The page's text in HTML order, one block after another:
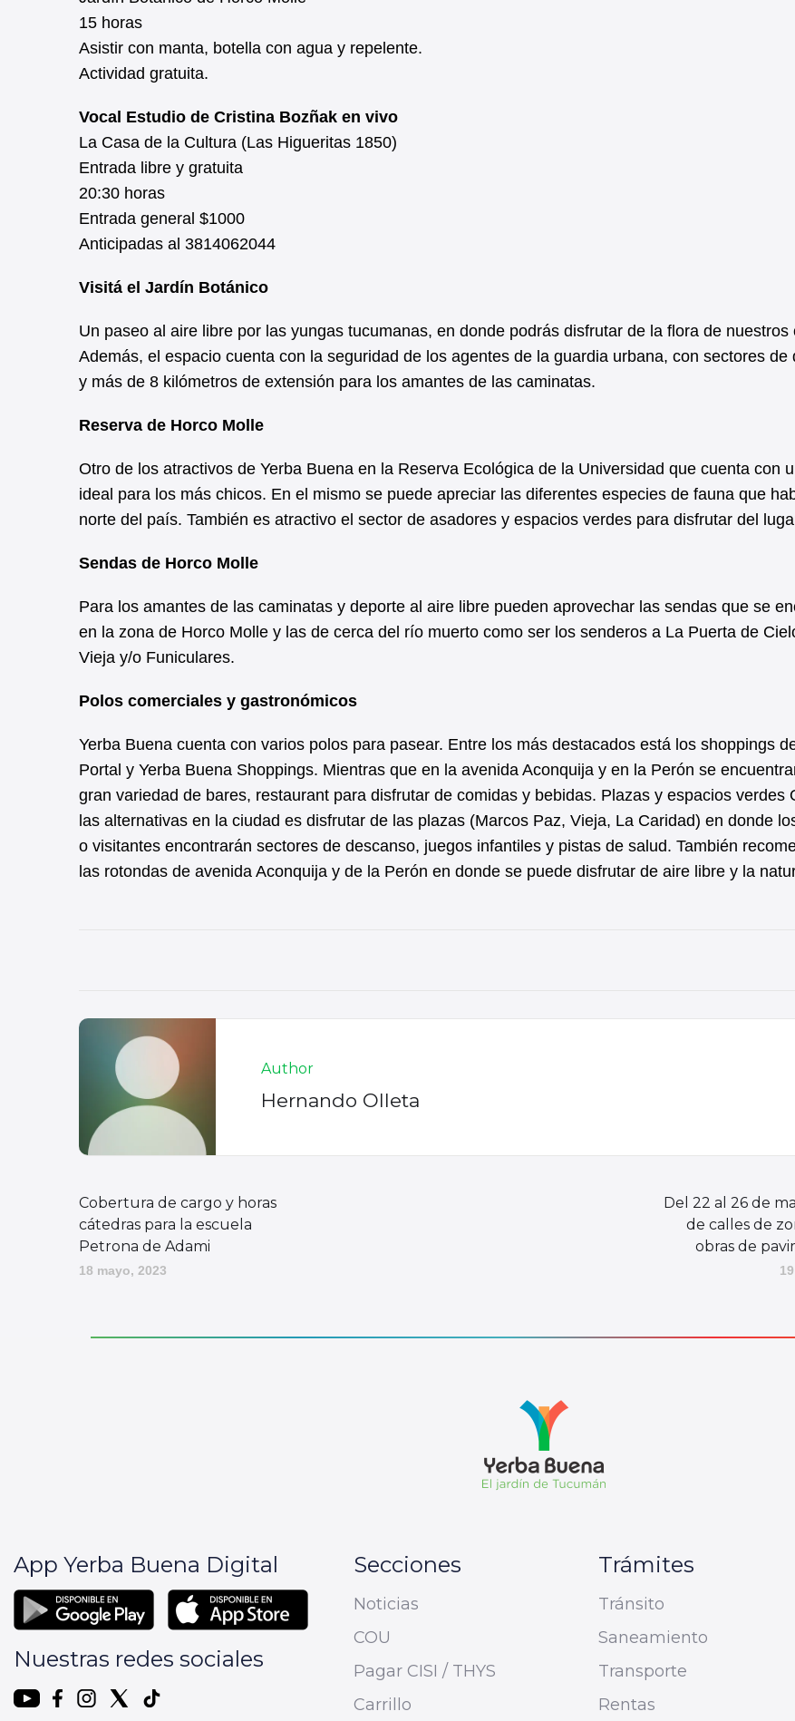
15 horas
Asistir con manta, botella con agua y repelente.
Actividad gratuita.
Vocal Estudio de Cristina Bozñak en vivo
La Casa de la Cultura (Las Higueritas 1850)
Entrada libre y gratuita
20:30 horas
Entrada general $1000
Anticipadas al 3814062044
Visitá el Jardín Botánico
Un paseo al aire libre por las yungas tucumanas, en donde podrás disfrutar de la flora de nuestros
Además, el espacio cuenta con la seguridad de los agentes de la guardia urbana, con sectores de
y más de 8 kilómetros de extensión para los amantes de las caminatas.
Reserva de Horco Molle
Otro de los atractivos de Yerba Buena en la Reserva Ecológica de la Universidad que cuenta con
ideal para los más chicos. En el mismo se puede apreciar las diferentes especies de fauna que
norte del país. También es atractivo el sector de asadores y espacios verdes para disfrutar del
Sendas de Horco Molle
Para los amantes de las caminatas y deporte al aire libre pueden aprovechar las sendas que se
en la zona de Horco Molle y las de cerca del río muerto como ser los senderos a La Puerta de
Vieja y/o Funiculares.
Polos comerciales y gastronómicos
Yerba Buena cuenta con varios polos para pasear. Entre los más destacados está los shoppings
Portal y Yerba Buena Shoppings. Mientras que en la avenida Aconquija y en la Perón se
gran variedad de bares, restaurant para disfrutar de comidas y bebidas. Plazas y espacios verdes
las alternativas en la ciudad es disfrutar de las plazas (Marcos Paz, Vieja, La Caridad) en donde
o visitantes encontrarán sectores de descanso, juegos infantiles y pistas de salud. También
las rotondas de avenida Aconquija y de la Perón en donde se puede disfrutar de aire libre y la
Author
Hernando Olleta
Cobertura de cargo y horas
cátedras para la escuela
Petrona de Adami
18 mayo, 2023
Del 22 al 26 de
de calles de
obras de
App Yerba Buena Digital
Nuestras redes sociales
Secciones
Noticias
COU
Pagar CISI / THYS
Carrillo
Trámites
Tránsito
Saneamiento
Transporte
Rentas